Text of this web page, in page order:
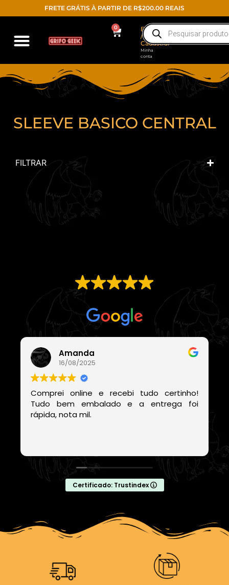
FRETE GRÁTIS À PARTIR DE R$200.00 REAIS
0
Entrar
/
Cadastrar
Minha
conta
SLEEVE BASICO CENTRAL
FILTRAR
Com base em
Amanda
16/08/2025
Comprei online e recebi tudo certinho!
Tudo bem embalado e a entrega foi
rápida, nota mil.
Certificado: Trustindex